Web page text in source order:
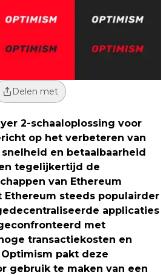
Delen met
2-schaaloplossing voor
op het verbeteren van
en betaalbaarheid
tegelijkertijd de
van Ethereum
Ethereum steeds populairder
applicaties
met
transactiekosten en
pakt deze
gebruik te maken van een